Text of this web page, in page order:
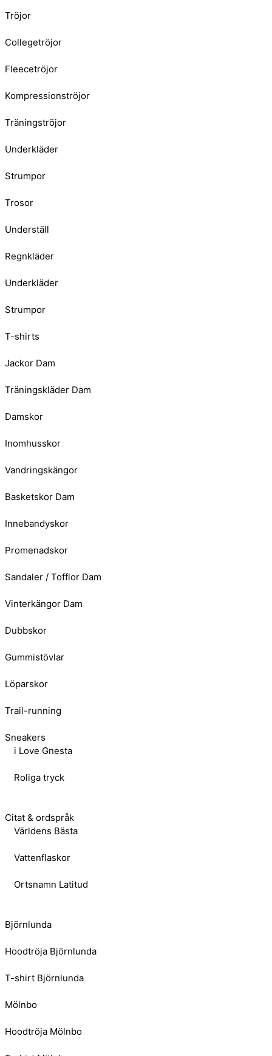
Tröjor
Collegetröjor
Fleecetröjor
Kompressionströjor
Träningströjor
Underkläder
Strumpor
Trosor
Underställ
Regnkläder
Underkläder
Strumpor
T-shirts
Jackor Dam
Träningskläder Dam
Damskor
Inomhusskor
Vandringskängor
Basketskor Dam
Innebandyskor
Promenadskor
Sandaler / Tofflor Dam
Vinterkängor Dam
Dubbskor
Gummistövlar
Löparskor
Trail-running
Sneakers
i Love Gnesta
Roliga tryck
Citat & ordspråk
Världens Bästa
Vattenflaskor
Ortsnamn Latitud
Björnlunda
Hoodtröja Björnlunda
T-shirt Björnlunda
Mölnbo
Hoodtröja Mölnbo